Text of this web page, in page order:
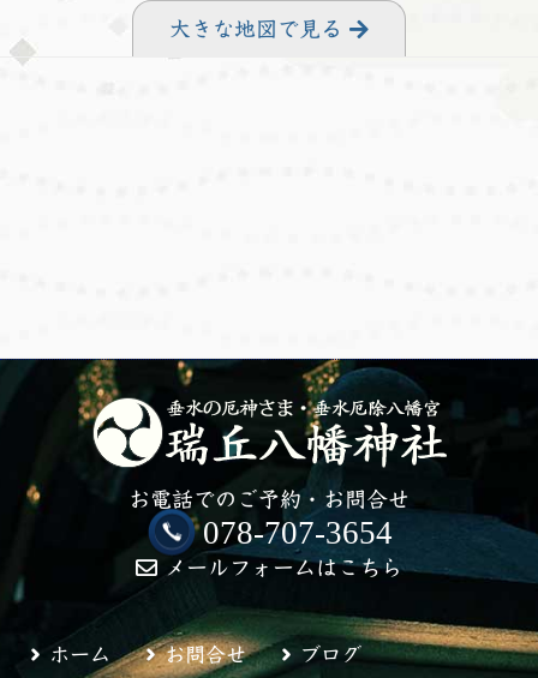
大きな地図で見る
お電話でのご予約・お問合せ
078-707-3654
メールフォームはこちら
ホーム お問合せ ブログ